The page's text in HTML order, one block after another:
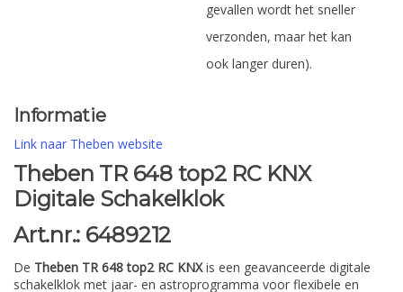
gevallen wordt het sneller
verzonden, maar het kan
ook langer duren).
Informatie
Link naar Theben website
Theben TR 648 top2 RC KNX
Digitale Schakelklok
Art.nr.: 6489212
De Theben TR 648 top2 RC KNXis een geavanceerde digitale
schakelklok met jaar- en astroprogramma voor flexibele en